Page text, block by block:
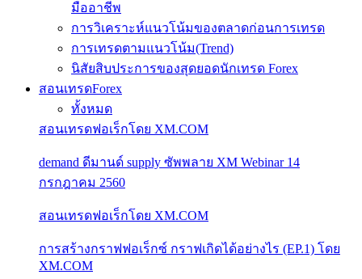
มืออาชีพ
การวิเคราะห์แนวโน้มของตลาดก่อนการเทรด
การเทรดตามแนวโน้ม(Trend)
นิสัยสิบประการของสุดยอดนักเทรด Forex
สอนเทรดForex
ทั้งหมด
สอนเทรดฟอเร็กโดย XM.COM
demand ดีมานด์ supply ซัพพลาย XM Webinar 14
กรกฎาคม 2560
สอนเทรดฟอเร็กโดย XM.COM
การสร้างกราฟฟอเร็กซ์ กราฟเกิดได้อย่างไร (EP.1) โดย
XM.COM